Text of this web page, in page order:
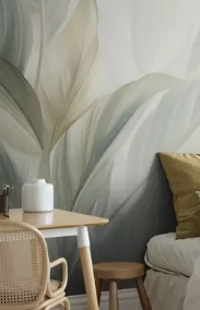
Premium
56 .67 €/m²
Premium vinil
66 40 .00 /m²
Peel and Stick
81.6749.00€/m²